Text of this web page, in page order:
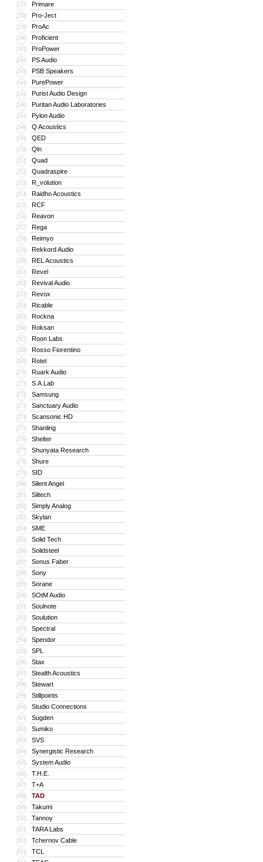
237 Primare
238 Pro-Ject
239 ProAc
240 Proficient
241 ProPower
242 PS Audio
243 PSB Speakers
244 PurePower
245 Purist Audio Design
246 Puritan Audio Laboratories
247 Pylon Audio
248 Q Acoustics
249 QED
250 Qln
251 Quad
252 Quadraspire
253 R_volution
254 Raidho Acoustics
255 RCF
256 Reavon
257 Rega
258 Reimyo
259 Rekkord Audio
260 REL Acoustics
261 Revel
262 Revival Audio
263 Revox
264 Ricable
265 Rockna
266 Roksan
267 Roon Labs
268 Rosso Fiorentino
269 Rotel
270 Ruark Audio
271 S.A.Lab
272 Samsung
273 Sanctuary Audio
274 Scansonic HD
275 Shanling
276 Shelter
277 Shunyata Research
278 Shure
279 SID
280 Silent Angel
281 Siltech
282 Simply Analog
283 Skylan
284 SME
285 Solid Tech
286 Solidsteel
287 Sonus Faber
288 Sony
289 Sorane
290 SOtM Audio
291 Soulnote
292 Soulution
293 Spectral
294 Spendor
295 SPL
296 Stax
297 Stealth Acoustics
298 Stewart
299 Stillpoints
300 Studio Connections
301 Sugden
302 Sumiko
303 SVS
304 Synergistic Research
305 System Audio
306 T.H.E.
307 T+A
308 TAD
309 Takumi
310 Tannoy
311 TARA Labs
312 Tchernov Cable
313 TCL